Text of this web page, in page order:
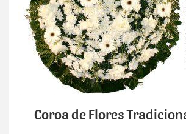
Coroa de Flores